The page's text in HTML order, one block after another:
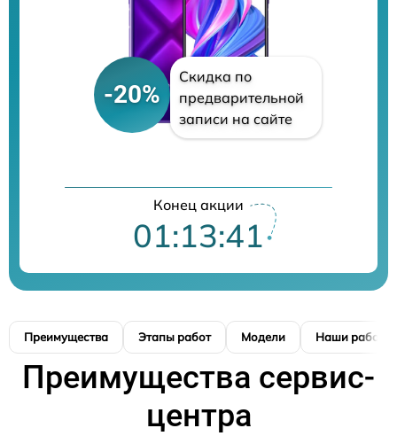
-20%
Скидка по
предварительной
записи на сайте
Конец акции
01:13:40
Преимущества Этапы работ Модели Наши работы
Преимущества сервис-
центра